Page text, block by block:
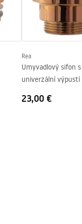
390mm
140mm
115mm
Nie
Rea
Umyvadlový sifon s
univerzální výpustí
23,00 €